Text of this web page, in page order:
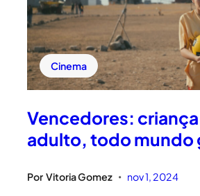
Cinema
Vencedores:
adulto, todo mundo
Por Vitoria Gomez • nov 1, 2024